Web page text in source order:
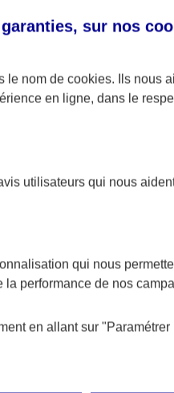
sur nos
le nom de cookies. Ils nous
en ligne, dans le
utilisateurs qui nous
qui nous
performance de nos
en allant sur "Paramétrer